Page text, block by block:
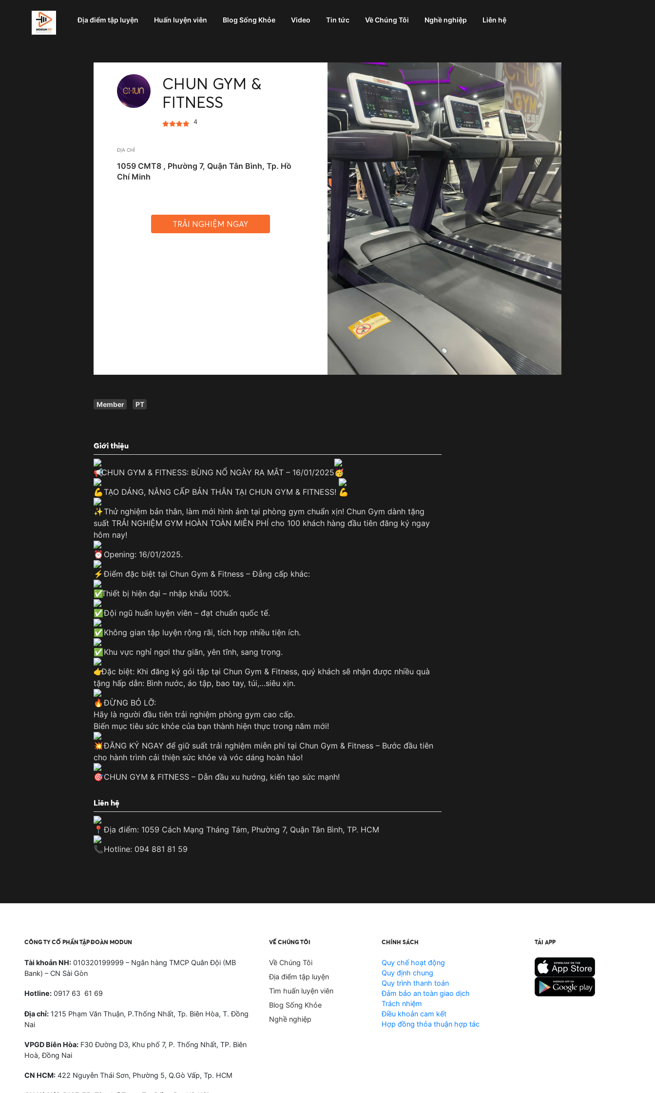
Địa điểm tập luyện Huấn luyện viên Blog Sống Khỏe Video Tin tức Về Chúng Tôi Nghề nghiệp Liên hệ
CHUN GYM &
FITNESS
4
ĐỊA CHỈ
1059 CMT8 , Phường 7, Quận Tân Bình, Tp. Hồ
Chí Minh
TRẢI NGHIỆM NGAY
Member PT
Giới thiệu
CHUN GYM & FITNESS: BÙNG NỔ NGÀY RA MẮT – 16/01/2025
TẠO DÁNG, NÂNG CẤP BẢN THÂN TẠI CHUN GYM & FITNESS!
Thử nghiệm bản thân, làm mới hình ảnh tại phòng gym chuẩn xịn! Chun Gym dành tặng
suất TRẢI NGHIỆM GYM HOÀN TOÀN MIỄN PHÍ cho 100 khách hàng đầu tiên đăng ký ngay
hôm nay!
Opening: 16/01/2025.
Điểm đặc biệt tại Chun Gym & Fitness – Đẳng cấp khác:
Thiết bị hiện đại – nhập khẩu 100%.
Đội ngũ huấn luyện viên – đạt chuẩn quốc tế.
Không gian tập luyện rộng rãi, tích hợp nhiều tiện ích.
Khu vực nghỉ ngơi thư giãn, yên tĩnh, sang trọng.
Đặc biệt: Khi đăng ký gói tập tại Chun Gym & Fitness, quý khách sẽ nhận được nhiều quà
tặng hấp dẫn: Bình nước, áo tập, bao tay, túi,…siêu xịn.
ĐỪNG BỎ LỠ:
Hãy là người đầu tiên trải nghiệm phòng gym cao cấp.
Biến mục tiêu sức khỏe của bạn thành hiện thực trong năm mới!
ĐĂNG KÝ NGAY để giữ suất trải nghiệm miễn phí tại Chun Gym & Fitness – Bước đầu tiên
cho hành trình cải thiện sức khỏe và vóc dáng hoàn hảo!
CHUN GYM & FITNESS – Dẫn đầu xu hướng, kiến tạo sức mạnh!
Liên hệ
Địa điểm: 1059 Cách Mạng Tháng Tám, Phường 7, Quận Tân Bình, TP. HCM
Hotline: 094 881 81 59
CÔNG TY CỔ PHẦN TẬP ĐOÀN MODUN
Tài khoản NH: 010320199999 – Ngân hàng TMCP Quân Đội (MB
Bank) – CN Sài Gòn
Hotline: 0917 63 61 69
Địa chỉ: 1215 Phạm Văn Thuận, P.Thống Nhất, Tp. Biên Hòa, T. Đồng
Nai
VPGD Biên Hòa: F30 Đường D3, Khu phố 7, P. Thống Nhất, TP. Biên
Hoà, Đồng Nai
CN HCM: 422 Nguyễn Thái Sơn, Phường 5, Q.Gò Vấp, Tp. HCM
VỀ CHÚNG TÔI
Về Chúng Tôi
Địa điểm tập luyện
Tìm huấn luyện viên
Blog Sống Khỏe
Nghề nghiệp
CHÍNH SÁCH
Quy chế hoạt động
Quy định chung
Quy trình thanh toán
Đảm bảo an toàn giao dịch
Trách nhiệm
Điều khoản cam kết
Hợp đồng thỏa thuận hợp tác
TẢI APP